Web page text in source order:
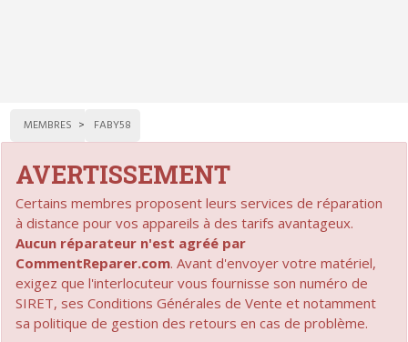
MEMBRES FABY58
AVERTISSEMENT
Certains membres proposent leurs services de réparation
à distance pour vos appareils à des tarifs avantageux.
Aucun réparateur n'est agréé par
CommentReparer.com. Avant d'envoyer votre matériel,
exigez que l'interlocuteur vous fournisse son numéro de
SIRET, ses Conditions Générales de Vente et notamment
sa politique de gestion des retours en cas de problème.